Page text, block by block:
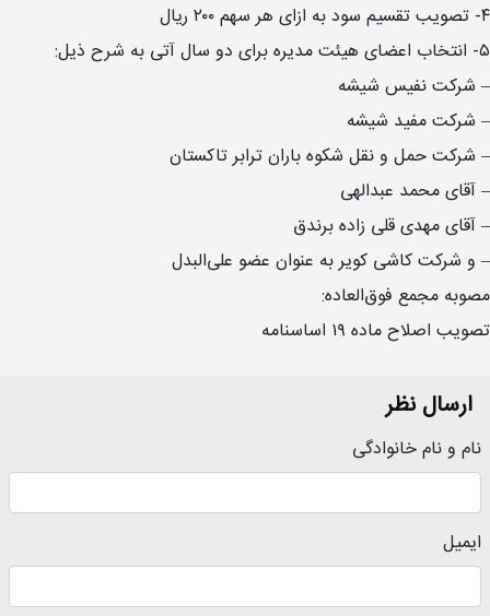
۴- تصویب تقسیم سود به ازای هر سهم ۲۰۰ ریال
۵- انتخاب اعضای هیئت مدیره برای دو سال آتی به شرح ذیل:
– شرکت نفیس شیشه
– شرکت مفید شیشه
– شرکت حمل و نقل شکوه باران ترابر تاکستان
– آقای محمد عبدالهی
– آقای مهدی قلی زاده برندق
– و شرکت کاشی کویر به عنوان عضو علی‌البدل
مصوبه مجمع فوق‌العاده:
تصویب اصلاح ماده ۱۹ اساسنامه
ارسال نظر
نام و نام خانوادگی
ایمیل